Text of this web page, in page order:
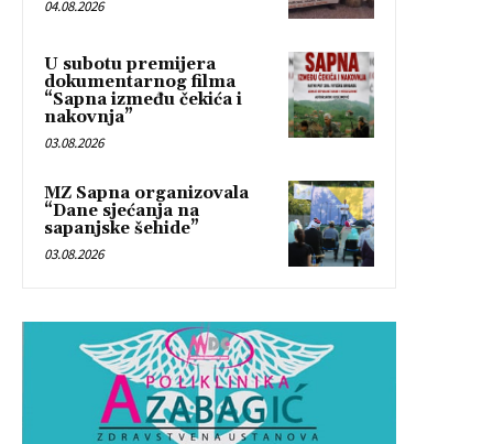
04.08.2026
U subotu premijera
dokumentarnog filma
“Sapna između čekića i
nakovnja”
03.08.2026
MZ Sapna organizovala
“Dane sjećanja na
sapanjske šehide”
03.08.2026